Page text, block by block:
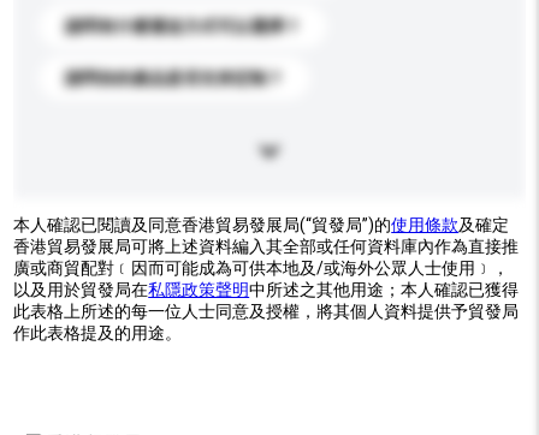
請問有什麼運送方式可以選擇？
請問你的產品是否支持定制？
本人確認已閱讀及同意香港貿易發展局(“貿發局”)的使用條款及確定
香港貿易發展局可將上述資料編入其全部或任何資料庫內作為直接推
廣或商貿配對﹝因而可能成為可供本地及/或海外公眾人士使用﹞，
以及用於貿發局在私隱政策聲明中所述之其他用途；本人確認已獲得
此表格上所述的每一位人士同意及授權，將其個人資料提供予貿發局
作此表格提及的用途。